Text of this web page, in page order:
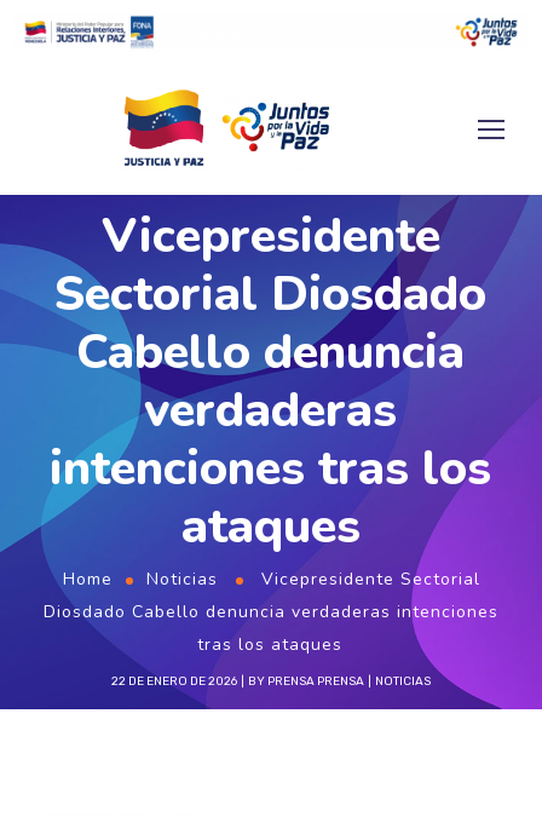
Vicepresidente
Sectorial Diosdado
Cabello denuncia
verdaderas
intenciones tras los
ataques
Home Noticias
Vicepresidente Sectorial
Diosdado Cabello denuncia verdaderas intenciones
tras los ataques
22 DE ENERO DE 2026 BY PRENSA PRENSA NOTICIAS